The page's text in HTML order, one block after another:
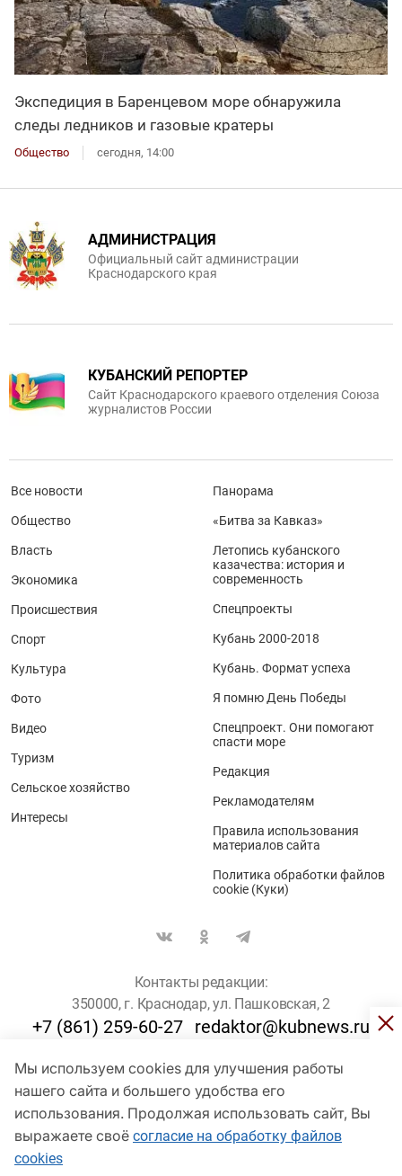
Экспедиция в Баренцевом море обнаружила
следы ледников и газовые кратеры
Общество сегодня, 14:00
Мы используем cookies для улучшения работы
нашего сайта и большего удобства его
использования. Продолжая использовать сайт, Вы
выражаете своё согласие на обработку файлов
cookies
АДМИНИСТРАЦИЯ
Официальный сайт администрации
Краснодарского края
КУБАНСКИЙ РЕПОРТЕР
Сайт Краснодарского краевого отделения Союза
журналистов России
Все новости
Общество
Власть
Экономика
Происшествия
Спорт
Культура
Фото
Видео
Туризм
Сельское хозяйство
Интересы
Панорама
«Битва за Кавказ»
Летопись кубанского
казачества: история и
современность
Спецпроекты
Кубань 2000-2018
Кубань. Формат успеха
Я помню День Победы
Спецпроект. Они помогают
спасти море
Редакция
Рекламодателям
Правила использования
материалов сайта
Политика обработки файлов
cookie (Куки)
Контакты редакции:
350000, г. Краснодар, ул. Пашковская, 2
+7 (861) 259-60-27 redaktor@kubnews.ru
Для пользователей старше 16 лет
© Кубанские Новости, 2017
Сетевое издание «kubnews» зарегистрировано Федеральной
службой по надзору в сфере связи, информационных технологий
и массовых коммуникаций (Роскомнадзор). Регистрационный